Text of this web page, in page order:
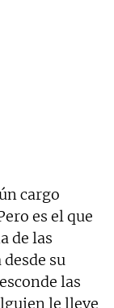
cargo
es el que
de las
su
las
le lleve